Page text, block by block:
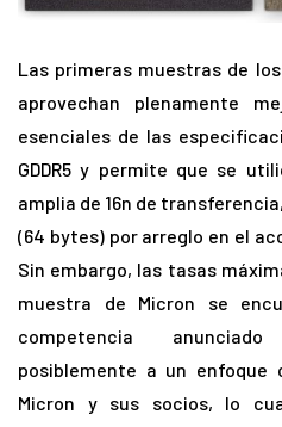
Las primeras muestras de los
aprovechan plenamente
esenciales de las
GDDR5 y permite que se
amplia de 16n de
(64 bytes) por arreglo en el
Sin embargo, las tasas
muestra de Micron se
competencia
posiblemente a un enfoque
Micron y sus socios, lo